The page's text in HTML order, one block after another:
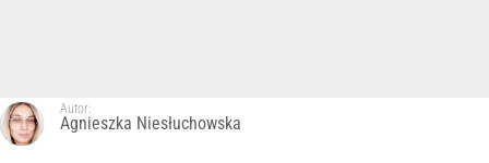
Autor:
Agnieszka Niesłuchowska